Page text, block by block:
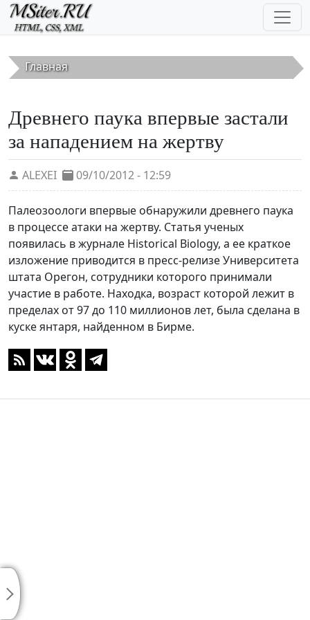
Перейти к основному содержанию
Главная
Древнего паука впервые застали
за нападением на жертву
ALEXEI 09/10/2012 - 12:59
Палеозоологи впервые обнаружили древнего паука
в процессе атаки на жертву. Статья ученых
появилась в журнале Historical Biology, а ее краткое
изложение приводится в пресс-релизе Университета
штата Орегон, сотрудники которого принимали
участие в работе. Находка, возраст которой лежит в
пределах от 97 до 110 миллионов лет, была сделана в
куске янтаря, найденном в Бирме.